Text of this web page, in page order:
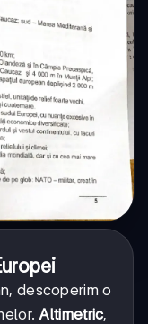
descoperim o
Altimetric,